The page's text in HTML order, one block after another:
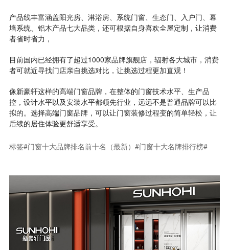
产品线丰富涵盖阳光房、淋浴房、系统门窗、生态门、入户门、幕
墙系统、铝木产品七大品类，还可根据自身喜欢全屋定制，让消费
者省时省力，
目前国内已经拥有了超过1000家品牌旗舰店，辐射各大城市，消费
者可就近寻找门店亲自挑选对比，让挑选过程更加直观！
像新豪轩这样的高端门窗品牌，在整体的门窗技术水平、生产品
控，设计水平以及安装水平都领先行业，远远不是普通品牌可以比
拟的。选择高端门窗品牌，可以让门窗装修过程变的简单轻松，让
后续的居住体验更舒适享受。
标签#门窗十大品牌排名前十名（最新）#门窗十大名牌排行榜#